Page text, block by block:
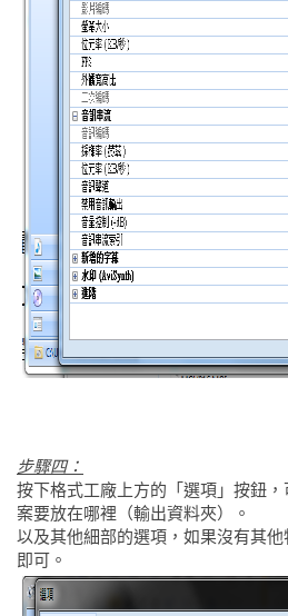
步驟四：
按下格式工廠上方的「選項」按鈕
案要放在哪裡（輸出資料夾）。
以及其他細部的選項，如果沒有其
即可。